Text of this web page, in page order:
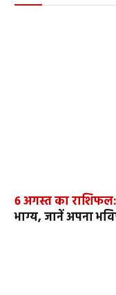
6 अगस्त का राशिफल:
भाग्य, जानें अपना